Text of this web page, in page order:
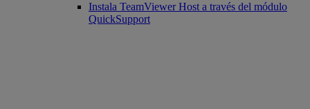
Instala TeamViewer Host a través del módulo
QuickSupport